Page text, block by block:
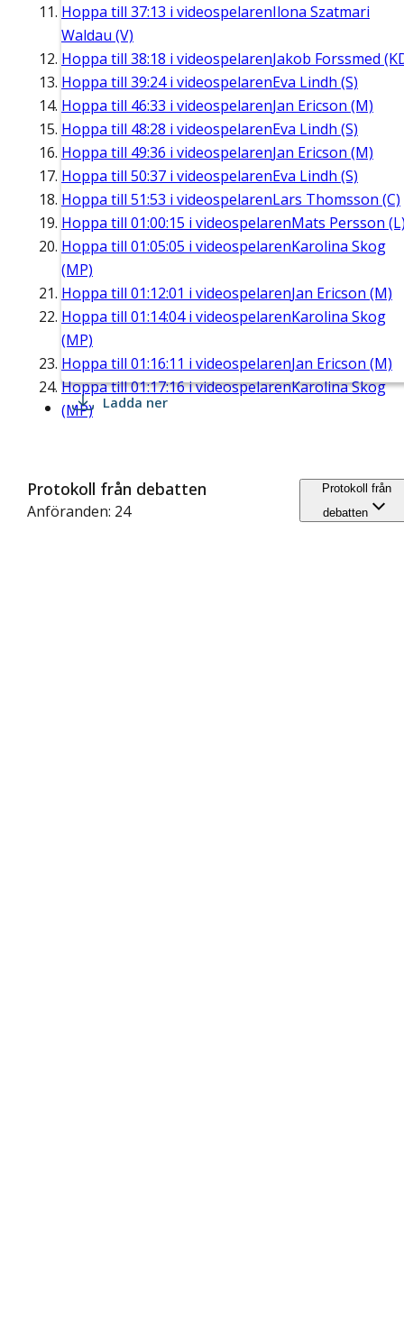
Hoppa till 37:13 i videospelarenIlona Szatmari
Waldau (V)
Hoppa till 38:18 i videospelarenJakob Forssmed
Hoppa till 39:24i videospelarenEva Lindh (S)
Hoppa till 46:33 i videospelarenJan Ericson (M)
Hoppa till 48:28 i videospelarenEva Lindh (S)
Hoppa till 49:36 i videospelarenJan Ericson (M)
Hoppa till 50:37 i videospelarenEva Lindh (S)
Hoppa till 51:53 i videospelarenLars Thomsson (C)
Hoppa till 01:00:15 i videospelarenMats Persson
Hoppa till 01:05:05 i videospelarenKarolina Skog
(MP)
Hoppa till 01:12:01 i videospelarenJan Ericson (M)
Hoppa till 01:14:04i videospelarenKarolina Skog
(MP)
Hoppa till 01:16:11 i videospelarenJan Ericson (M)
Hoppa till01:17:16i videospelarenKarolina Skog
(MP) Ladda ner
Protokoll från debatten
Anföranden: 24
Protokoll från
debatten